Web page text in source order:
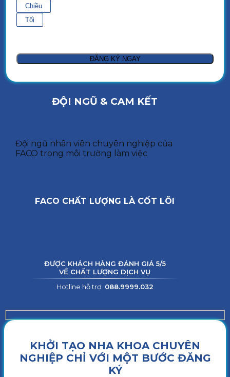
Chiều
Tối
ĐỘI NGŨ & CAM KẾT
Đội ngũ nhân viên chuyên nghiệp của
FACO trong môi trường làm việc
FACO CHẤT LƯỢNG LÀ CỐT LÕI
ĐƯỢC KHÁCH HÀNG ĐÁNH GIÁ 5/5
VỀ CHẤT LƯỢNG DỊCH VỤ
Hotline hỗ trợ: 088.9999.032
KHỞI TẠO NHA KHOA CHUYÊN
NGHIỆP CHỈ VỚI MỘT BƯỚC ĐĂNG
KÝ